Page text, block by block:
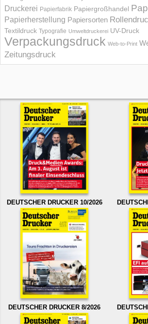
Druckerei Papierfabrik Papiergroßhandel
Papierherstellung Papiersorten
Textildruck Typografie Umweltdruckerei UV-Druck
Verpackungsdruck Web-to-Print
Zeitungsdruck
DEUTSCHER DRUCKER 10/2026
DEUTSCHER DRUCKER 8/2026